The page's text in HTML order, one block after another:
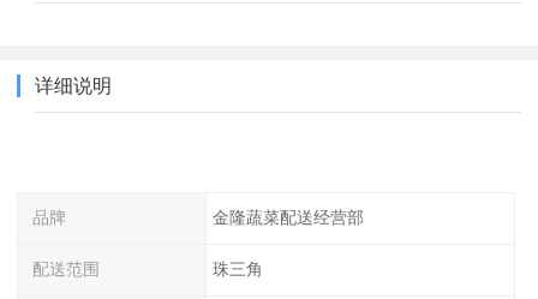
详细说明
品牌 金隆蔬菜配送经营部
配送范围 珠三角